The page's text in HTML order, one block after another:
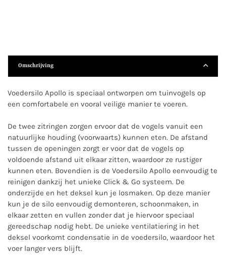
Omschrijving
Voedersilo Apollo is speciaal ontworpen om tuinvogels op
een comfortabele en vooral veilige manier te voeren.
De twee zitringen zorgen ervoor dat de vogels vanuit een
natuurlijke houding (voorwaarts) kunnen eten. De afstand
tussen de openingen zorgt er voor dat de vogels op
voldoende afstand uit elkaar zitten, waardoor ze rustiger
kunnen eten. Bovendien is de Voedersilo Apollo eenvoudig te
reinigen dankzij het unieke Click & Go systeem. De
onderzijde en het deksel kun je losmaken. Op deze manier
kun je de silo eenvoudig demonteren, schoonmaken, in
elkaar zetten en vullen zonder dat je hiervoor speciaal
gereedschap nodig hebt. De unieke ventilatiering in het
deksel voorkomt condensatie in de voedersilo, waardoor het
voer langer vers blijft.